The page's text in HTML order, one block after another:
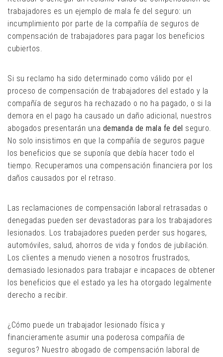
trabajadores es un ejemplo de mala fe del seguro: un
incumplimiento por parte de la compañía de seguros de
compensación de trabajadores para pagar los beneficios
cubiertos.
Si su reclamo ha sido determinado como válido por el
proceso de compensación de trabajadores del estado y la
compañía de seguros ha rechazado o no ha pagado, o si la
demora en el pago ha causado un daño adicional, nuestros
abogados presentarán una demanda de mala fe del seguro.
No solo insistimos en que la compañía de seguros pague
los beneficios que se suponía que debía hacer todo el
tiempo. Recuperamos una compensación financiera por los
daños causados ​​por el retraso.
Las reclamaciones de compensación laboral retrasadas o
denegadas pueden ser devastadoras para los trabajadores
lesionados. Los trabajadores pueden perder sus hogares,
automóviles, salud, ahorros de vida y fondos de jubilación.
Los clientes a menudo vienen a nosotros frustrados,
demasiado lesionados para trabajar e incapaces de obtener
los beneficios que el estado ya les ha otorgado legalmente
derecho a recibir.
¿Cómo puede un trabajador lesionado física y
financieramente asumir una poderosa compañía de
seguros? Nuestro abogado de compensación laboral de